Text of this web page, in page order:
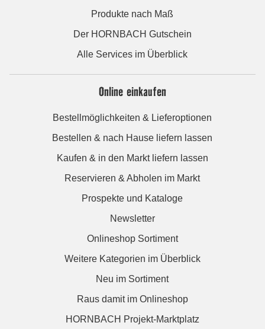
Produkte nach Maß
Der HORNBACH Gutschein
Alle Services im Überblick
Online einkaufen
Bestellmöglichkeiten & Lieferoptionen
Bestellen & nach Hause liefern lassen
Kaufen & in den Markt liefern lassen
Reservieren & Abholen im Markt
Prospekte und Kataloge
Newsletter
Onlineshop Sortiment
Weitere Kategorien im Überblick
Neu im Sortiment
Raus damit im Onlineshop
HORNBACH Projekt-Marktplatz